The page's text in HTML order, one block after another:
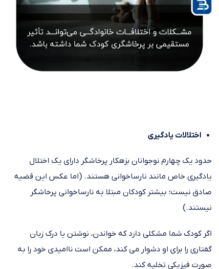
اختلالات یادگیری
حدود یک چهارم نوجوانان بزهکار پرخاشگر دارای یک اختلال
یادگیری خاص مانند نارساخوانی هستند. (اما عکس این قضیه
صادق نیست؛ بیشتر کودکان مبتلا به نارساخوانی پرخاشگر
نیستند.)
اگر کودک شما مشکلی دارد که خواندن، نوشتن یا درک زبان
گفتاری را برای او دشوار می کند، ممکن است ناامیدی خود را به
صورت فیزیکی تخلیه کند.